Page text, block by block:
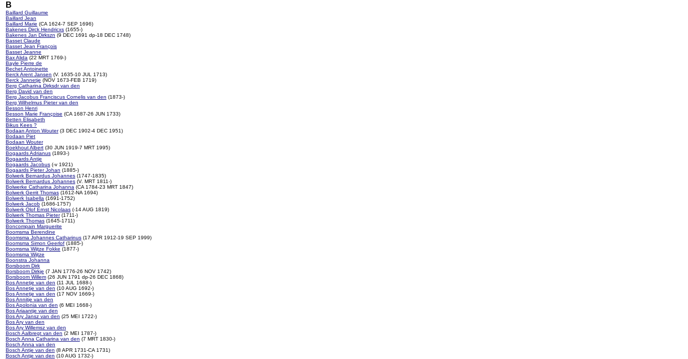
B
Baillard Guillaume
Baillard Jean
Baillard Marie (CA 1624-7 SEP 1696)
Bakenes Dirck Hendricxs (1655-)
Bakenes Jan Dirkszn (9 DEC 1691 dp-18 DEC 1748)
Basset Claude
Basset Jean François
Basset Jeanne
Bax Alida (22 MRT 1769-)
Bayle Pierre de
Bechet Antoinette
Berck Arent Jansen (V. 1635-10 JUL 1713)
Berck Jannetje (NOV 1673-FEB 1719)
Berg Catharina Dirksdr van den
Berg David van den
Berg Jacobus Franciscus Cornelis van den (1873-)
Berg Wilhelmus Pieter van den
Besson Henri
Besson Marie Françoise (CA 1687-26 JUN 1733)
Betten Elisabeth
Bikus Kees ?
Bodaan Anton Wouter(3 DEC 1902-4 DEC 1951)
Bodaan Piet
Bodaan Wouter
Boekhout Albert (30 JUN 1919-7 MRT 1995)
Bogaards Adrianus (1893-)
Bogaards Antje
Bogaards Jacobus (-v 1921)
Bogaards Pieter Johan (1885-)
Bolwerk Bernardus Johannes (1747-1835)
Bolwerk Bernardus Johannes (V. MRT 1811-)
Bolwerke Catharina Johanna (CA 1784-23 MRT 1847)
Bolwerk Gerrit Thomas (1612-NA 1694)
Bolwerk Isabella (1691-1752)
Bolwerk Jacob (1686-1757)
Bolwerk Olof Ernst Nicolaas (-14 AUG 1819)
Bolwerk Thomas Pieter(1711-)
Bolwerk Thomas (1645-1711)
Boncompain Marguerite
Boomsma Berendine
Boomsma Johannes Catharinus (17 APR 1912-19 SEP 1999)
Boomsma Simon Geerlof (1885-)
Boomsma Wijtze Fokke (1877-)
Boomsma Wijtze
Boonstra Johanna
Borsboom Dirk
Borsboom Dirkje (7 JAN 1776-26 NOV 1742)
Borsboom Willem (26 JUN 1791 dp-26 DEC 1868)
Bos Annetje van den (11 JUL 1688-)
Bos Annetje van den (10 AUG 1692-)
Bos Annetje van den (17 NOV 1669-)
Bos Annitje van den
Bos Apolonia van den (6 MEI 1668-)
Bos Ariaantje van den
Bos Ary Jansz van den (25 MEI 1722-)
Bos Ary van den
Bos Ary Willemsz van den
Bosch Aalbregt van den (2 MEI 1787-)
Bosch Anna Catharina van den (7 MRT 1830-)
Bosch Anna van den
Bosch Antje van den (8 APR 1731-CA 1731)
Bosch Antje van den (10 AUG 1732-)